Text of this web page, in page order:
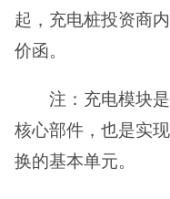
起，充电桩投资商
价函。
注：充电模块
核心部件，也是实
换的基本单元。